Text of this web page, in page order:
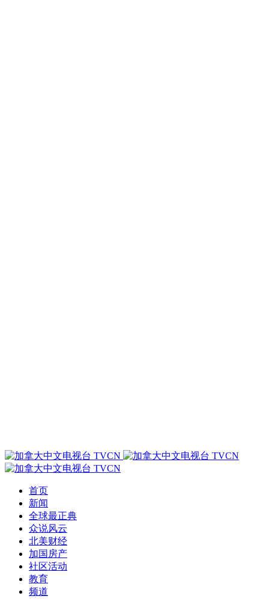
首页
新闻
全球最正典
众说风云
北美财经
加国房产
社区活动
教育
频道